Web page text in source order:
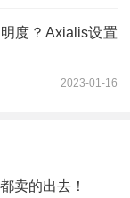
度？Axialis设置
2023-01-16
卖的出去！